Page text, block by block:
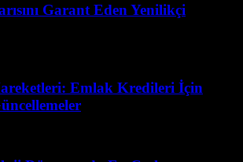
Garant Eden Yenilikçi
Emlak Kredileri İçin